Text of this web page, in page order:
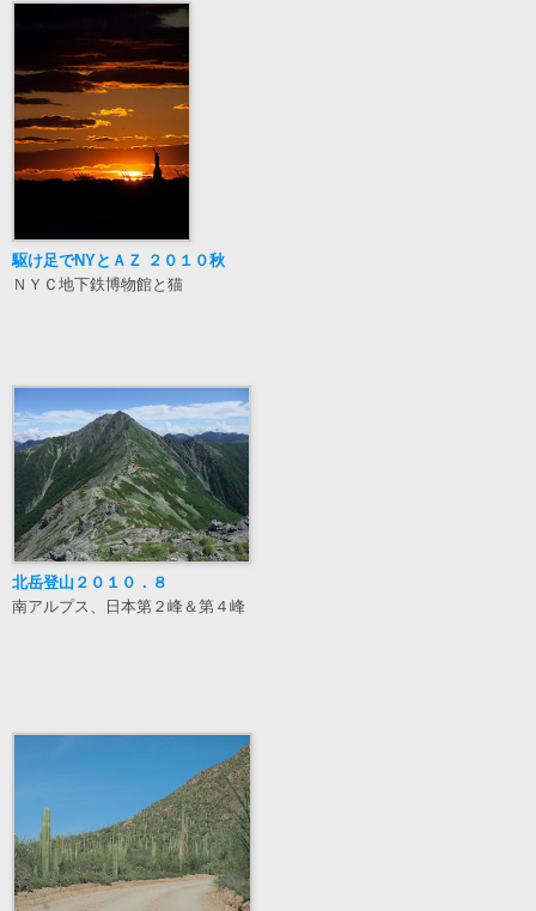
駆け足でNYとＡＺ ２０１０秋
ＮＹＣ地下鉄博物館と猫
北岳登山２０１０ ．８
南アルプス、日本第２峰＆第４峰